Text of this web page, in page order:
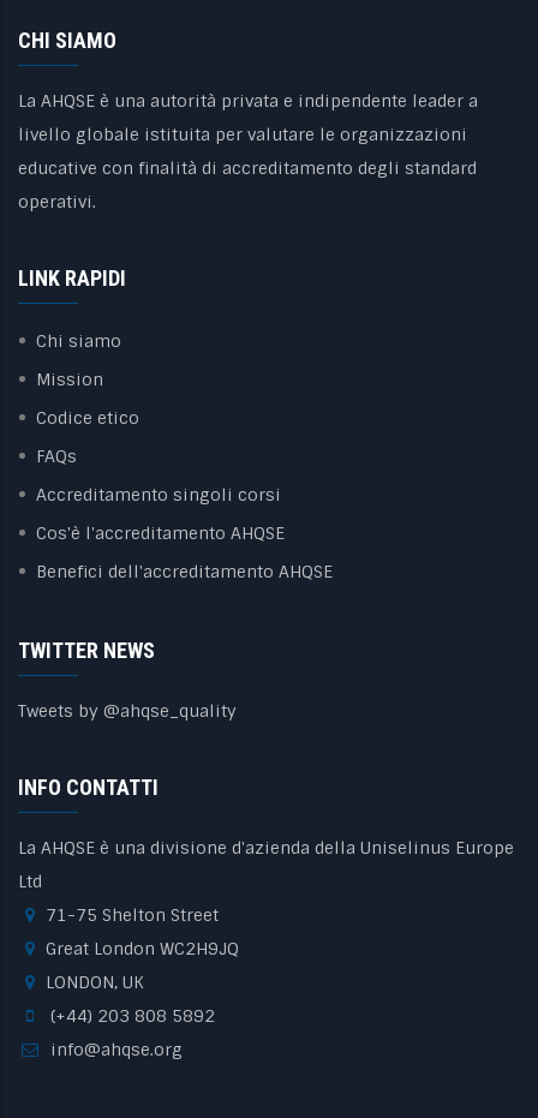
CHI SIAMO
La AHQSE è una autorità privata e indipendente leader a
livello globale istituita per valutare le organizzazioni
educative con finalità di accreditamento degli standard
operativi.
LINK RAPIDI
Chi siamo
Mission
Codice etico
FAQs
Accreditamento singoli corsi
Cos'è l'accreditamento AHQSE
Benefici dell'accreditamento AHQSE
TWITTER NEWS
Tweets by @ahqse_quality
INFO CONTATTI
La AHQSE è una divisione d'azienda della Uniselinus Europe
Ltd
71-75 Shelton Street
Great London WC2H9JQ
LONDON, UK
(+44) 203 808 5892
info@ahqse.org